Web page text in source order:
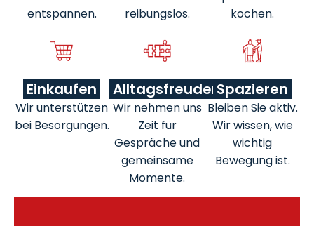
entspannen.
reibungslos.
kochen.
Einkaufen
Wir unterstützen
bei Besorgungen.
Alltagsfreuden
Wir nehmen uns
Zeit für
Gespräche und
gemeinsame
Momente.
Spazieren
Bleiben Sie aktiv.
Wir wissen, wie
wichtig
Bewegung ist.